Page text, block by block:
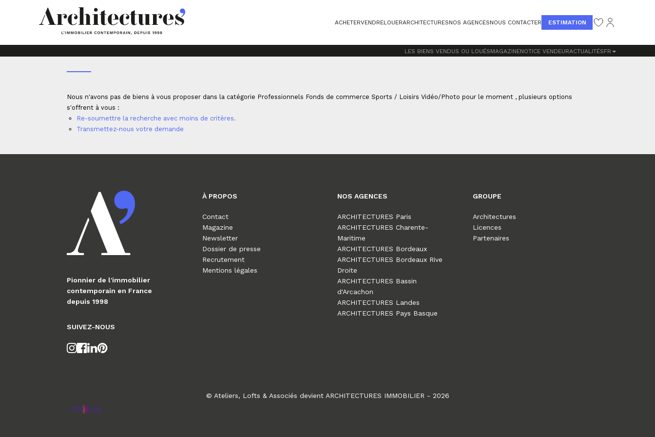
ACHETERVENDRELOUERARCHITECTURESNOS AGENCESNOUS CONTACTER ESTIMATION
LES BIENS VENDUS OU LOUÉSMAGAZINENOTICE VENDEURACTUALITÉSFR
Accueil Professionnels Fonds de commerce
Nous n'avons pas de biens à vous proposer dans la catégorie Professionnels Fonds de commerce Sports / Loisirs Vidéo/Photo pour le moment , plusieurs options
s'offrent à vous :
Re-soumettre la recherche avec moins de critères.
Transmettez-nous votre demande
Pionnier de l'immobilier
contemporain en France
depuis 1998
SUIVEZ-NOUS
À PROPOS
Contact
Magazine
Newsletter
Dossier de presse
Recrutement
Mentions légales
NOS AGENCES
ARCHITECTURES Paris
ARCHITECTURES Charente-
Maritime
ARCHITECTURES Bordeaux
ARCHITECTURES Bordeaux Rive
Droite
ARCHITECTURES Bassin
d'Arcachon
ARCHITECTURES Landes
ARCHITECTURES Pays Basque
GROUPE
Architectures
Licences
Partenaires
© Ateliers, Lofts & Associés devient ARCHITECTURES IMMOBILIER - 2026